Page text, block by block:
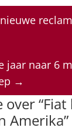
k
e
n
re
a
s
ai
l
jaar naar 6
→
over “
Amerika”